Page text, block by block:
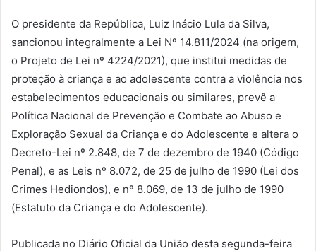
O presidente da República, Luiz Inácio Lula da Silva,
sancionou integralmente a Lei Nº 14.811/2024 (na origem,
o Projeto de Lei nº 4224/2021), que institui medidas de
proteção à criança e ao adolescente contra a violência nos
estabelecimentos educacionais ou similares, prevê a
Política Nacional de Prevenção e Combate ao Abuso e
Exploração Sexual da Criança e do Adolescente e altera o
Decreto-Lei nº 2.848, de 7 de dezembro de 1940 (Código
Penal), e as Leis nº 8.072, de 25 de julho de 1990 (Lei dos
Crimes Hediondos), e nº 8.069, de 13 de julho de 1990
(Estatuto da Criança e do Adolescente).
Publicada no Diário Oficial da União desta segunda-feira